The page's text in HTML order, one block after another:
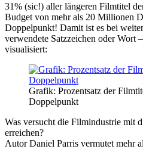
31% (sic!) aller längeren Filmtitel
Budget von mehr als 20 Millionen
Doppelpunkt! Damit ist es bei
verwendete Satzzeichen oder Wort
visualisiert:
Grafik: Prozentsatz der
Doppelpunkt
Was versucht die Filmindustrie mit
erreichen?
Autor Daniel Parris vermutet mehr